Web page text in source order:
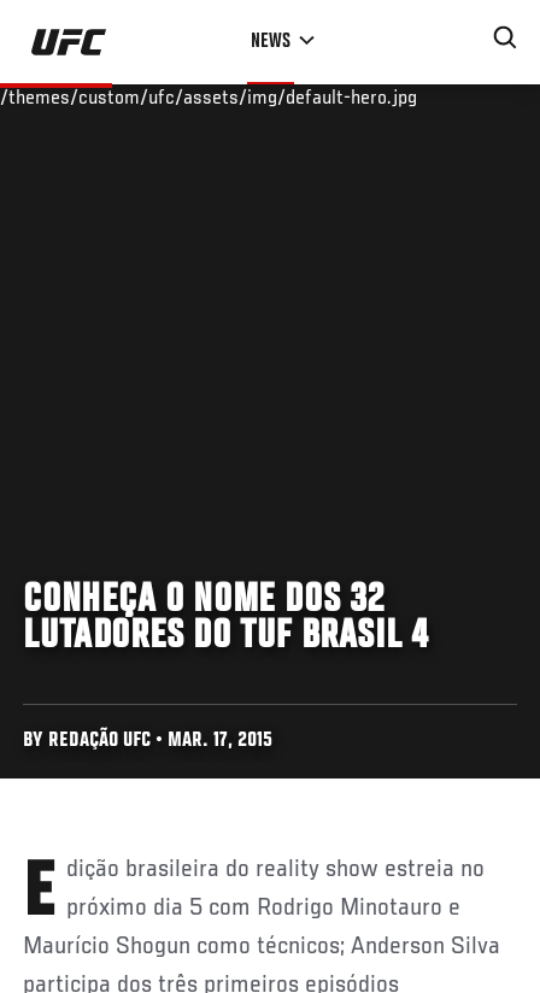
Skip
main
NEWS
/themes/custom/ufc/assets/img/default-hero.jpg
CONHEÇA O NOME DOS 32
LUTADORES DO TUF BRASIL 4
BY REDAÇÃO UFC • MAR. 17, 2015
Edição brasileira do reality show estreia no próximo dia 5 com Rodrigo Minotauro e
Maurício Shogun como técnicos; Anderson Silva
participa dos três primeiros episódios